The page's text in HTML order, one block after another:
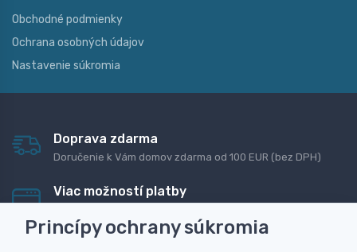
Obchodné podmienky
Ochrana osobných údajov
Nastavenie súkromia
Doprava zdarma
Doručenie k Vám domov zdarma od 100 EUR (bez DPH)
Viac možností platby
dobierku
Princípy ochrany súkromia